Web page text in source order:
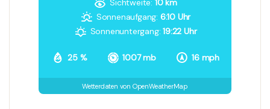
25 % 1007 mb 16 mph
Sichtweite: 10 km
Sonnenaufgang: 6:10 Uhr
Sonnenuntergang: 19:22 Uhr
Wetterdaten von OpenWeatherMap